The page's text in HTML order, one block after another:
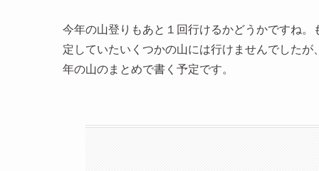
今年の山登りもあと１回行けるかどうかですね
定していたいくつかの山には行けませんでした
年の山のまとめで書く予定です。